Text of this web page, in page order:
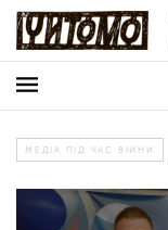
МЕДІА ПІД ЧАС ВІЙНИ